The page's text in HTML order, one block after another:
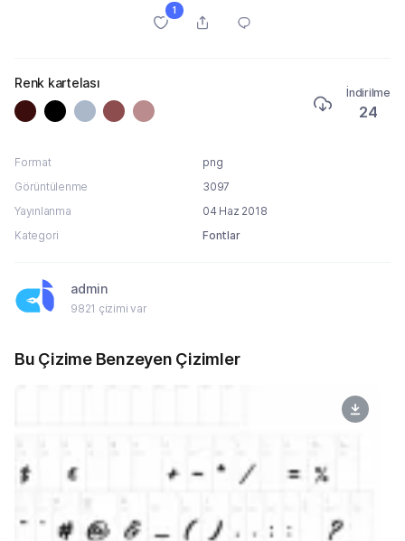
1
Renk kartelası
İndirilme
24
Format
png
Görüntülenme
3097
Yayınlanma
04 Haz 2018
Kategori
Fontlar
admin
9821 çizimi var
Bu Çizime Benzeyen Çizimler